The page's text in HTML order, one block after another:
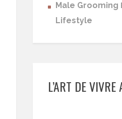
Male Grooming
Lifestyle
L’ART DE